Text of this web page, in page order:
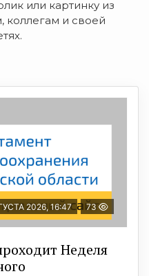
или картинку из
коллегам и своей
2026, 16:47 73
Неделя